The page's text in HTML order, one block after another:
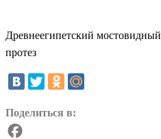
Древнеегипетский мостовидный
протез
Поделиться в: